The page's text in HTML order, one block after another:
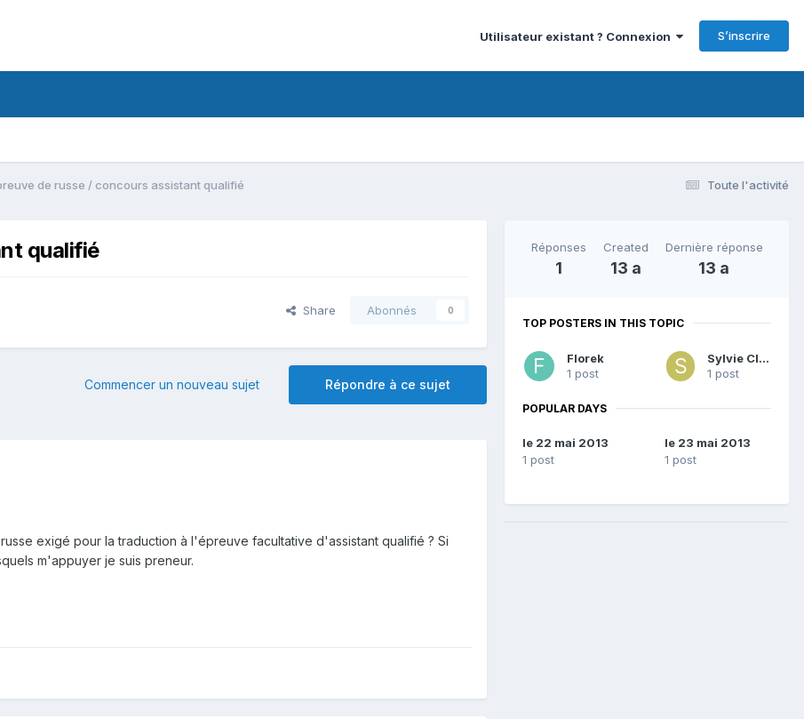
Utilisateur existant ? Connexion S’inscrire
Toute l'activité
de russe / concours assistant qualifié
qualifié
Share Abonnés 0
Répondre à ce sujet
Commencer un nouveau sujet
exigé pour la traduction à l'épreuve facultative d'assistant qualifié ? Si
m'appuyer je suis preneur.
Réponses
1
Created
13 a
Dernière réponse
13 a
TOP POSTERS IN THIS TOPIC
Florek
1 post
Sylvie Clair
1 post
POPULAR DAYS
le 22 mai 2013
1 post
le 23 mai 2013
1 post